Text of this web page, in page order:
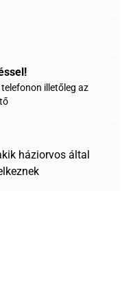
illetőleg az
háziorvos által